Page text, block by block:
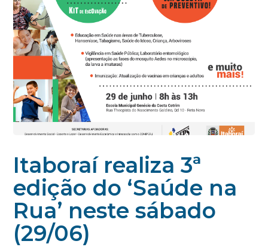
Itaboraí realiza 3ª
edição do ‘Saúde na
Rua’ neste sábado
(29/06)